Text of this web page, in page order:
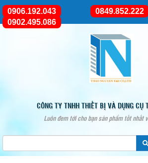
CÔNG TY TNHH THIẾT BỊ VÀ DỤNG CỤ
Luôn đem tới cho bạn sản phẩm tốt nhất
0906.192.043
0849.852.222
0902.495.086